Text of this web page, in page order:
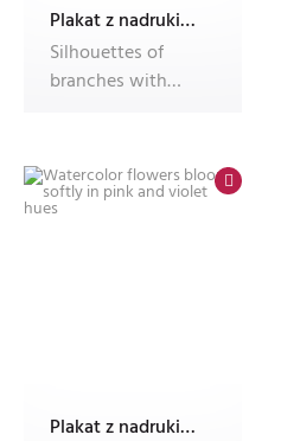
Plakat z nadrukiem Dec'n'Roll
Silhouettes of
branches with
Plakat z nadrukiem Dec'n'Roll